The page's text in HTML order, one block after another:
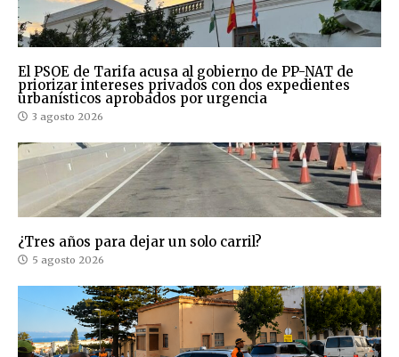
El PSOE de Tarifa acusa al gobierno de PP-NAT de
priorizar intereses privados con dos expedientes
urbanísticos aprobados por urgencia
3 agosto 2026
¿Tres años para dejar un solo carril?
5 agosto 2026